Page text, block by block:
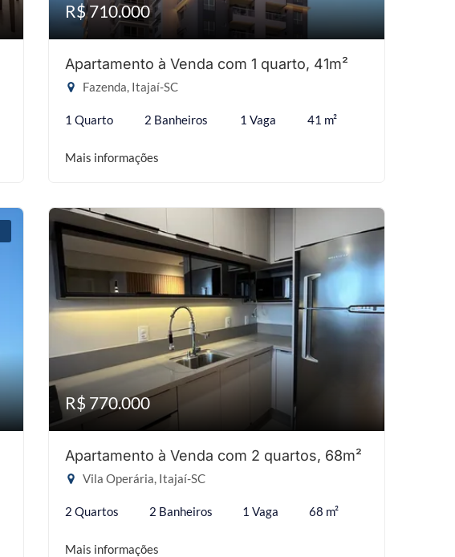
R$ 710.000
Apartamento à Venda com 1 quarto, 41m²
Fazenda, Itajaí-SC
1 Quarto 2 Banheiros 1 Vaga 41 m²
Mais informações
R$ 770.000
Apartamento à Venda com 2 quartos, 68m²
Vila Operária, Itajaí-SC
2 Quartos 2 Banheiros 1 Vaga 68 m²
Mais informações